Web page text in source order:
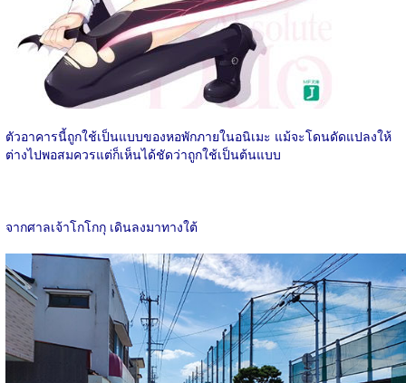
ตัวอาคารนี้ถูกใช้เป็นแบบของหอพักภายในอนิเมะ แม้จะโดนดัดแปลงให้
ต่างไปพอสมควรแต่ก็เห็นได้ชัดว่าถูกใช้เป็นต้นแบบ
จากศาลเจ้าโกโกกุ เดินลงมาทางใต้